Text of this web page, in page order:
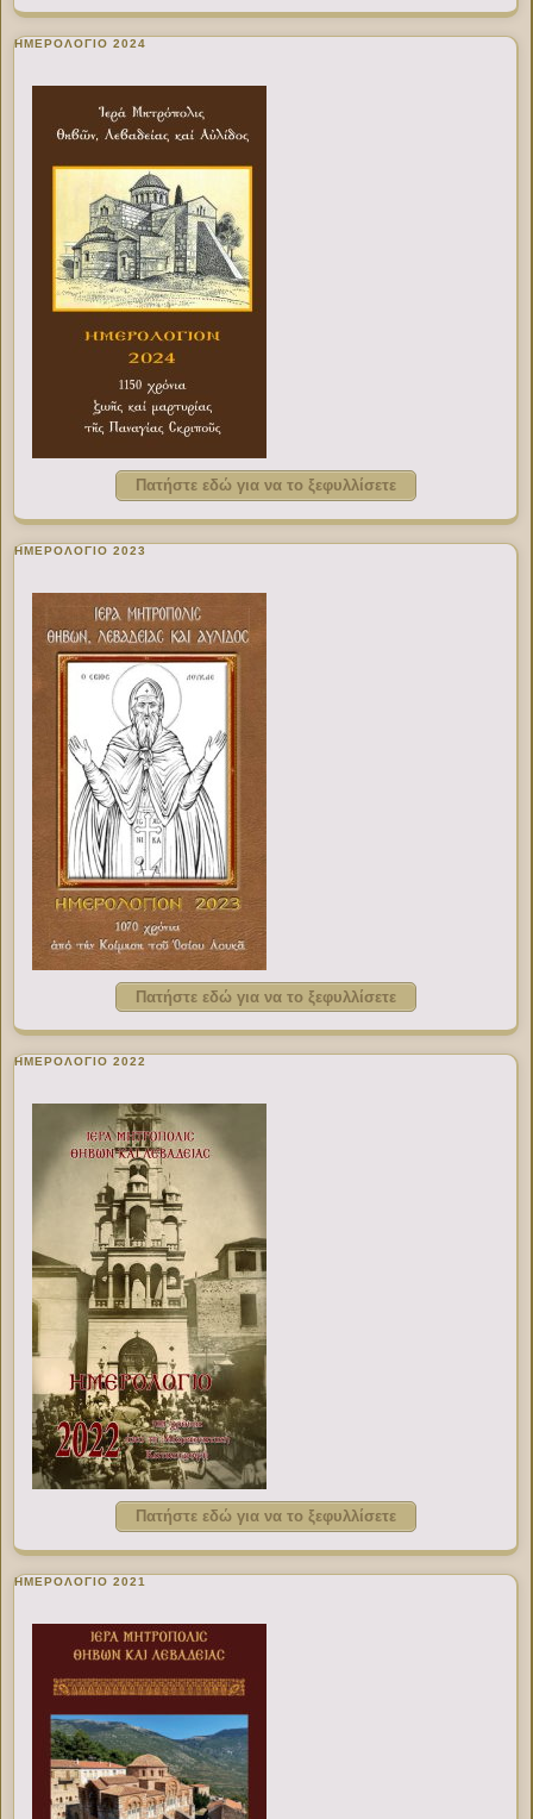
ΗΜΕΡΟΛΟΓΙΟ 2024
Πατήστε εδώ για να το ξεφυλλίσετε
ΗΜΕΡΟΛΟΓΙΟ 2023
Πατήστε εδώ για να το ξεφυλλίσετε
ΗΜΕΡΟΛΟΓΙΟ 2022
Πατήστε εδώ για να το ξεφυλλίσετε
ΗΜΕΡΟΛΟΓΙΟ 2021